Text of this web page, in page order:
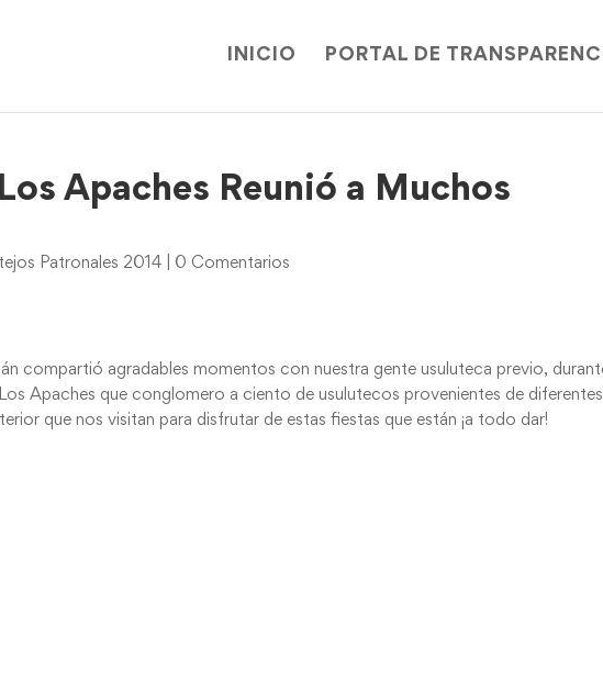
INICIO PORTAL DE
Apaches Reunió a Muchos
Patronales 2014 0 Comentarios
compartió agradables momentos con nuestra gente usuluteca previo,
Apaches que conglomero a ciento de usulutecos provenientes de diferentes
que nos visitan para disfrutar de estas fiestas que están ¡a todo dar!